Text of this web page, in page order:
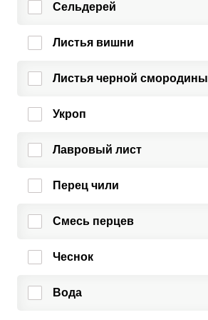
Сельдерей
Листья вишни
Листья черной смородины
Укроп
Лавровый лист
Перец чили
Смесь перцев
Чеснок
Вода